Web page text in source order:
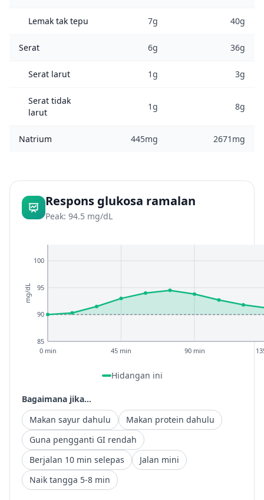
Lemak tak tepu 7g 40g
Serat 6g 36g
Serat larut 1g 3g
Serat tidak
larut
1g 8g
Natrium 445mg 2671mg
Respons glukosa ramalan
Peak: 94.5 mg/dL
85
90
95
100
0 min 45 min 90 min
mg/dL
Hidangan ini
Bagaimana jika...
Makan sayur dahulu
Makan protein dahulu
Guna pengganti GI rendah
Berjalan 10 min selepas
Jalan mini
Naik tangga 5-8 min